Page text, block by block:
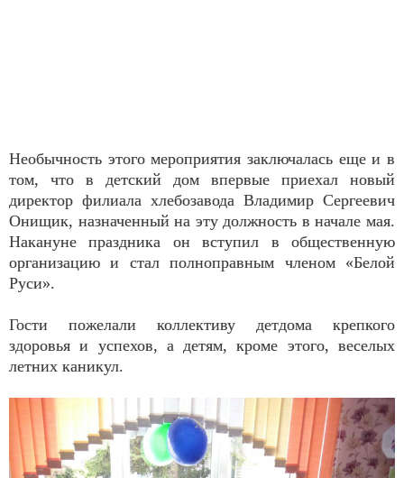
Необычность этого мероприятия заключалась еще и в
том, что в детский дом впервые приехал новый
директор филиала хлебозавода Владимир Сергеевич
Онищик, назначенный на эту должность в начале мая.
Накануне праздника он вступил в общественную
организацию и стал полноправным членом «Белой
Руси».
Гости пожелали коллективу детдома крепкого
здоровья и успехов, а детям, кроме этого, веселых
летних каникул.